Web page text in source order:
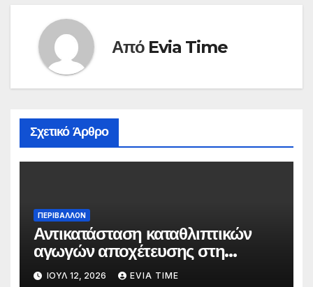
Από Evia Time
Σχετικό Άρθρο
ΠΕΡΙΒΑΛΛΟΝ
Αντικατάσταση καταθλιπτικών
αγωγών αποχέτευσης στη
Χαλκίδα τον Αύγουστο
ΙΟΎΛ 12, 2026 EVIA TIME